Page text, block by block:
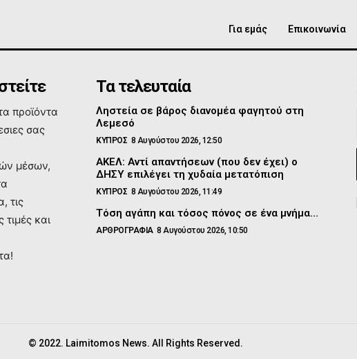
Για εμάς Επικοινωνία
προϊόντα
σας
μέσων,
τις
και
Τα τελευταία
Ληστεία σε βάρος διανομέα φαγητού στη
Λεμεσό
ΚΥΠΡΟΣ 8 Αυγούστου 2026, 12:50
ΑΚΕΛ: Αντί απαντήσεων (που δεν έχει) ο
ΔΗΣΥ επιλέγει τη χυδαία μετατόπιση
ΚΥΠΡΟΣ 8 Αυγούστου 2026, 11:49
Τόση αγάπη και τόσος πόνος σε ένα μνήμα…
ΑΡΘΡΟΓΡΑΦΙΑ 8 Αυγούστου 2026, 10:50
© 2022. Laimitomos News. All Rights Reserved.